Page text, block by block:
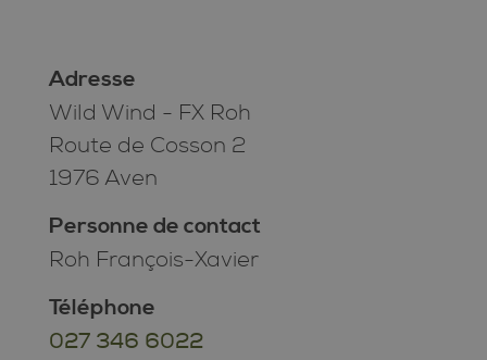
Adresse
Wild Wind - FX Roh
Route de Cosson 2
1976 Aven
Personne de contact
Roh François-Xavier
Téléphone
027 346 6022